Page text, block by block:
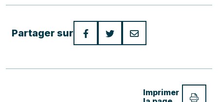
Partager sur
Imprimer